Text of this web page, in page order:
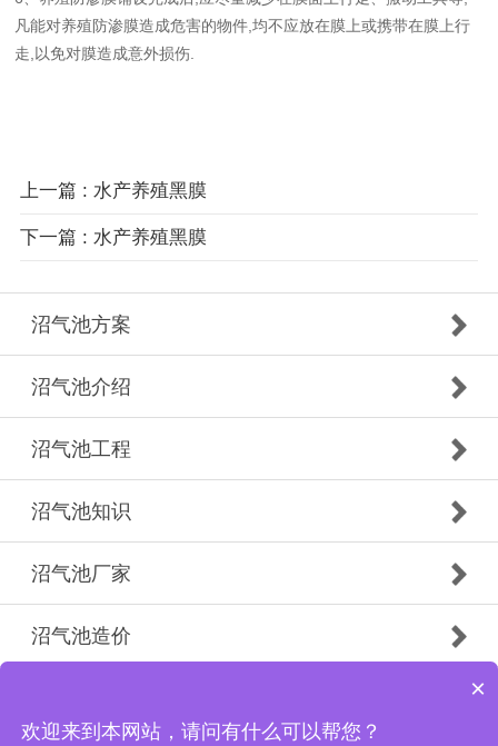
凡能对养殖防渗膜造成危害的物件,均不应放在膜上或携带在膜上行
走,以免对膜造成意外损伤.
上一篇 : 水产养殖黑膜
下一篇 : 水产养殖黑膜
沼气池方案
沼气池介绍
沼气池工程
沼气池知识
沼气池厂家
沼气池造价
备案号：鲁ICP备19032060号-1
×
欢迎来到本网站，请问有什么可以帮您？